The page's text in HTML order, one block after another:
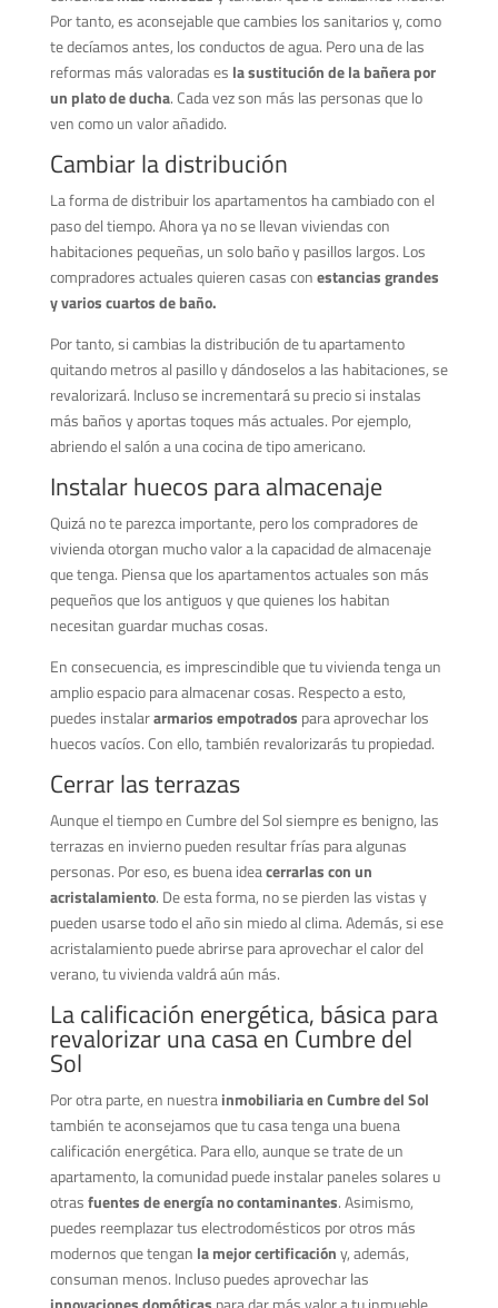
Por tanto, es aconsejable que cambies los sanitarios y, como
te decíamos antes, los conductos de agua. Pero una de las
reformas más valoradas es la sustitución de la bañera por
un plato de ducha. Cada vez son más las personas que lo
ven como un valor añadido.
Cambiar la distribución
La forma de distribuir los apartamentos ha cambiado con el
paso del tiempo. Ahora ya no se llevan viviendas con
habitaciones pequeñas, un solo baño y pasillos largos. Los
compradores actuales quieren casas conestancias grandes
y varios cuartos de baño.
Por tanto, si cambias la distribución de tu apartamento
quitando metros al pasillo y dándoselos a las habitaciones, se
revalorizará. Incluso se incrementará su precio si instalas
más baños y aportas toques más actuales. Por ejemplo,
abriendo el salón a una cocina de tipo americano.
Instalar huecos para almacenaje
Quizá no te parezca importante, pero los compradores de
vivienda otorgan mucho valor a la capacidad de almacenaje
que tenga. Piensa que los apartamentos actuales son más
pequeños que los antiguos y que quienes los habitan
necesitan guardar muchas cosas.
En consecuencia, es imprescindible que tu vivienda tenga un
amplio espacio para almacenar cosas. Respecto a esto,
puedes instalararmarios empotrados para aprovechar los
huecos vacíos. Con ello, también revalorizarás tu propiedad.
Cerrar las terrazas
Aunque el tiempo en Cumbre del Sol siempre es benigno, las
terrazas en invierno pueden resultar frías para algunas
personas. Por eso, es buena ideacerrarlas con un
acristalamiento. De esta forma, no se pierden las vistas y
pueden usarse todo el año sin miedo al clima. Además, si ese
acristalamiento puede abrirse para aprovechar el calor del
verano, tu vivienda valdrá aún más.
La calificación energética, básica para
revalorizar una casa en Cumbre del
Sol
Por otra parte, en nuestrainmobiliaria en Cumbre del Sol
también te aconsejamos que tu casa tenga una buena
calificación energética. Para ello, aunque se trate de un
apartamento, la comunidad puede instalar paneles solares u
otrasfuentes de energía no contaminantes. Asimismo,
puedes reemplazar tus electrodomésticos por otros más
modernos que tengan la mejor certificacióny, además,
consuman menos. Incluso puedes aprovechar las